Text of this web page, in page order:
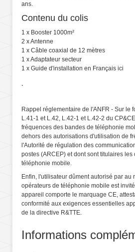
ans.
Contenu du colis
1 x Booster 1000m²
2 x Antenne
1 x Câble coaxial de 12 mètres
1 x Adaptateur secteur
1 x Guide d'installation en Français ici
.
Rappel réglementaire de l'ANFR - Sur le
L.41-1 et L.42, L.42-1 et L.42-2 du
fréquences des bandes de téléphonie
dehors des autorisations d'utilisation de
l'Autorité de régulation des
postes (ARCEP) et dont sont titulaires les
téléphonie mobile.
Enfin, l'utilisateur dûment autorisé par au
opérateurs de téléphonie mobile est
appareil comporte le marquage CE,
conformité aux exigences essentielles
de la directive R&TTE.
Informations